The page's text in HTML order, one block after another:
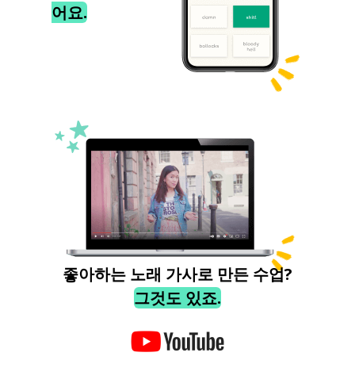
어요.
좋아하는 노래 가사로 만든 수업?
그것도 있죠.